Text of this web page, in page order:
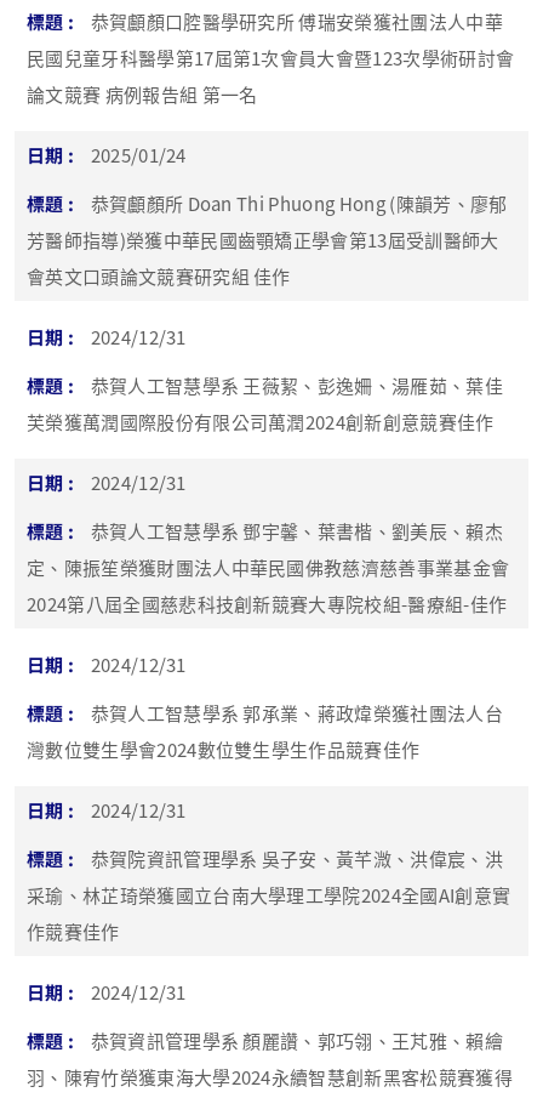
恭賀顱顏口腔醫學研究所 傅瑞安榮獲社團法人中華
民國兒童牙科醫學第17屆第1次會員大會暨123次學術研討會
論文競賽 病例報告組 第一名
2025/01/24
恭賀顱顏所 Doan Thi Phuong Hong (陳韻芳、廖郁
芳醫師指導)榮獲中華民國齒顎矯正學會第13屆受訓醫師大
會英文口頭論文競賽研究組 佳作
2024/12/31
恭賀人工智慧學系 王薇絜、彭逸姍、湯雁茹、葉佳
芙榮獲萬潤國際股份有限公司萬潤2024創新創意競賽佳作
2024/12/31
恭賀人工智慧學系 鄧宇馨、葉書楷、劉美辰、賴杰
定、陳振笙榮獲財團法人中華民國佛教慈濟慈善事業基金會
2024第八屆全國慈悲科技創新競賽大專院校組-醫療組-佳作
2024/12/31
恭賀人工智慧學系 郭承業、蔣政煒榮獲社團法人台
灣數位雙生學會2024數位雙生學生作品競賽佳作
2024/12/31
恭賀院資訊管理學系 吳子安、黃芊溦、洪偉宸、洪
采瑜、林芷琦榮獲國立台南大學理工學院2024全國AI創意實
作競賽佳作
2024/12/31
恭賀資訊管理學系 顏麗讚、郭巧翎、王芃雅、賴繪
羽、陳宥竹榮獲東海大學2024永續智慧創新黑客松競賽獲得